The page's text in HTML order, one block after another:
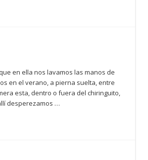
en ella nos lavamos las manos de
en el verano, a pierna suelta, entre
esta, dentro o fuera del chiringuito,
desperezamos …